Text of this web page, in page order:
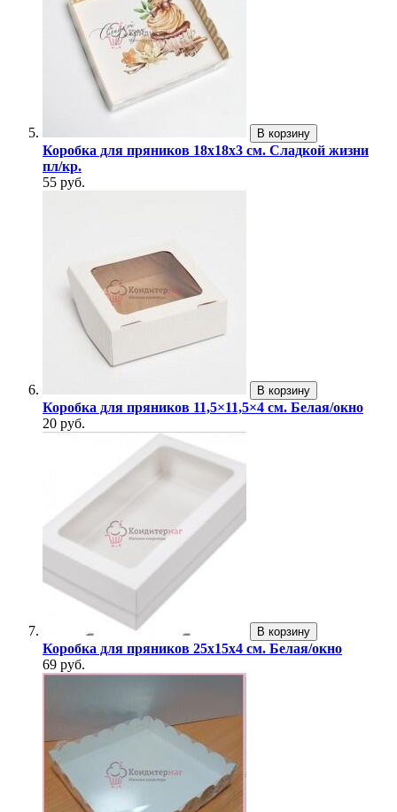
В корзину
Коробка для пряников 18х18х3 см. Сладкой жизни
пл/кр.
55 руб.
В корзину
Коробка для пряников 11,5×11,5×4 см. Белая/окно
20 руб.
В корзину
Коробка для пряников 25х15х4 см. Белая/окно
69 руб.